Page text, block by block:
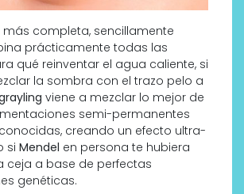
más completa, sencillamente
prácticamente todas las
qué reinventar el agua caliente, si
la sombra con el trazo pelo a
viene a mezclar lo mejor de
semi-permanentes
creando un efecto ultra-
si Mendel en persona te hubiera
ceja a base de perfectas
genéticas.